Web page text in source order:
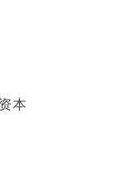
本